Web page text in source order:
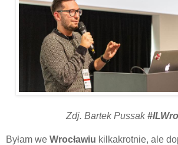
Zdj. Bartek Pussak
Byłam we Wrocławiu kilkakrotnie, ale